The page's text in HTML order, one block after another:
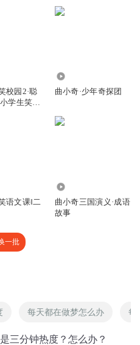
也很快乐🎉。你不知道🤷‍♀️^在你心
校园2·聪
学生笑
曲小奇·少年奇探团
语文课‖二
曲小奇三国演义·成语
故事
一批
每天都在做梦怎么办 每
三分钟热度？怎么办？